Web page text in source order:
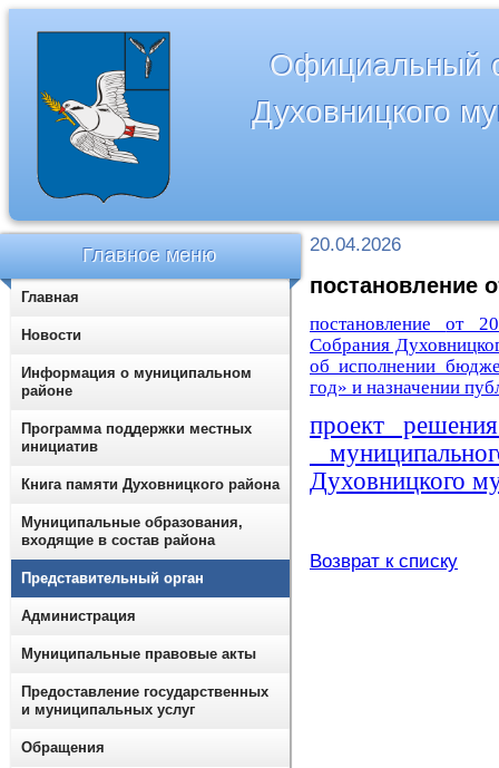
Официальный
Духовницкого
20.04.2026
постановление
постановлениеот
Собрания
об исполнении
год» и назначении
проект
Духовницкого
Возврат к списку
Главное меню
Главная
Новости
Информация о муниципальном
районе
Программа поддержки местных
инициатив
Книга памяти Духовницкого района
Муниципальные образования,
входящие в состав района
Представительный орган
Администрация
Муниципальные правовые акты
Предоставление государственных
и муниципальных услуг
Обращения